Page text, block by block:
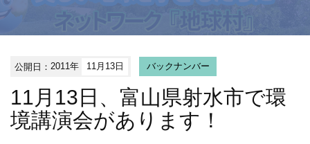
公開日：2011年 11月13日 バックナンバー
11月13日、富山県射水市で環
境講演会があります！